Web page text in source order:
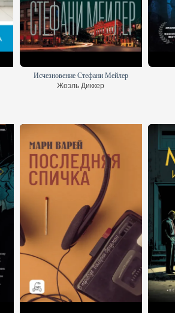
Исчезновение Стефани Мейлер
Жоэль Диккер